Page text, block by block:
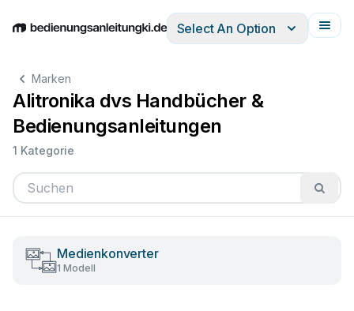
EnglishDeutschEspañolItalianoFrançais
Select An Option
Marken
Alitronika dvs Handbücher &
Bedienungsanleitungen
1 Kategorie
Medienkonverter
1 Modell